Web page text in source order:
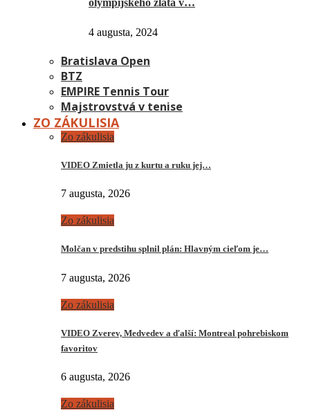
olympijského zlata v…
4 augusta, 2024
Bratislava Open
BTZ
EMPIRE Tennis Tour
Majstrovstvá v tenise
ZO ZÁKULISIA
Zo zákulisia
VIDEO Zmietla ju z kurtu a ruku jej…
7 augusta, 2026
Zo zákulisia
Molčan v predstihu splnil plán: Hlavným cieľom je…
7 augusta, 2026
Zo zákulisia
VIDEO Zverev, Medvedev a ďalší: Montreal pohrebiskom
favoritov
6 augusta, 2026
Zo zákulisia